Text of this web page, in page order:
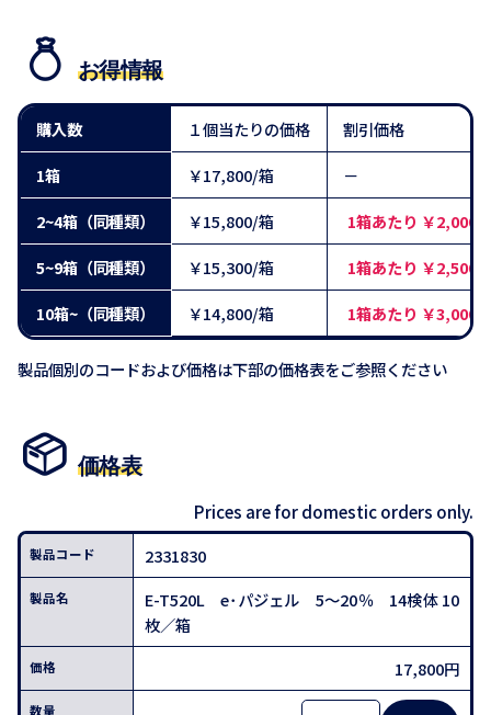
お得情報
購入数 １個当たりの価格
割引価格
1箱
￥17,800/箱
－
2~4箱（同種類）
￥15,800/箱
1箱あたり ￥2,000
5~9箱（同種類）
￥15,300/箱
1箱あたり ￥2,500
10箱~（同種類）
￥14,800/箱 1箱あたり ￥3,000
製品個別のコードおよび価格は下部の価格表をご参照ください
価格表
Prices are for domestic orders only.
2331830
E-T520L e･パジェル 5～20％ 14検体 10
枚／箱
17,800円